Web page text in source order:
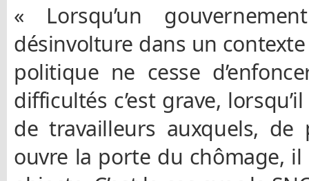
« Lorsqu’un
désinvolture dans un
politique ne cesse
difficultés c’est grave,
de travailleurs auxquels,
ouvre la porte du chômage,